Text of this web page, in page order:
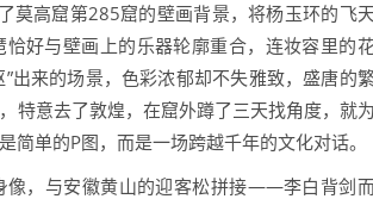
莫高窟第285窟的壁画背景，将杨玉环的飞天
好与壁画上的乐器轮廓重合，连妆容里的
出来的场景，色彩浓郁却不失雅致，盛唐的
特意去了敦煌，在窟外蹲了三天找角度，就为
单的P图，而是一场跨越千年的文化对话。
像，与安徽黄山的迎客松拼接——李白背剑